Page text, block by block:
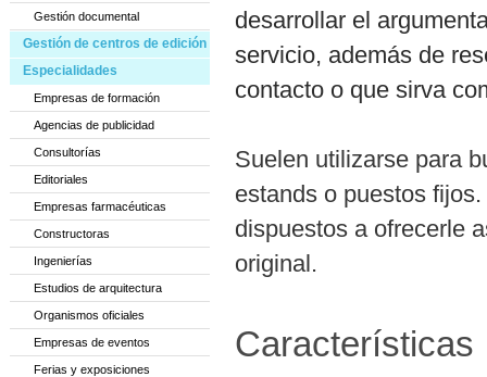
Gestión documental
Gestión de centros de edición
Especialidades
Empresas de formación
Agencias de publicidad
Consultorías
Editoriales
Empresas farmacéuticas
Constructoras
Ingenierías
Estudios de arquitectura
Organismos oficiales
Empresas de eventos
Ferias y exposiciones
desarrollar el
servicio, además de
contacto o que sirva
Suelen utilizarse para
estands o puestos
dispuestos a ofrecerle
original.
Características